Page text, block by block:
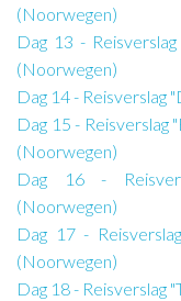
(Noorwegen)
Dag 13 -
(Noorwegen)
Dag 14 -
Dag 15 -
(Noorwegen)
Dag 16 -
(Noorwegen)
Dag 17 -
(Noorwegen)
Dag 18 - Reisverslag